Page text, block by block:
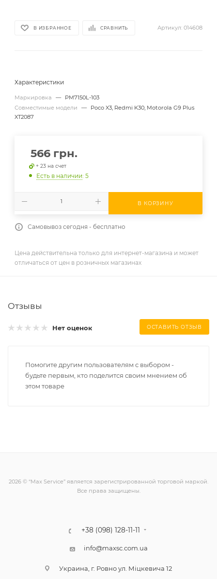
В ИЗБРАННОЕ СРАВНИТЬ Артикул: 014608
Характеристики
Маркировка —
PM7150L-103
Совместимые модели
—
Poco X3, Redmi K30, Motorola G9 Plus
XT2087
566 грн.
+ 23 на счет
Есть в наличии: 5
В КОРЗИНУ
Самовывоз сегодня - бесплатно
Цена действительна только для интернет-магазина и может
отличаться от цен в розничных магазинах
Отзывы
Нет оценок ОСТАВИТЬ ОТЗЫВ
Помогите другим пользователям с выбором -
будьте первым, кто поделится своим мнением об
этом товаре
2026 © “Max Service” является зарегистрированной торговой маркой.
Все права защищены.
+38 (098) 128-11-11
info@maxsc.com.ua
Украина, г. Ровно ул. Міцкевича 12